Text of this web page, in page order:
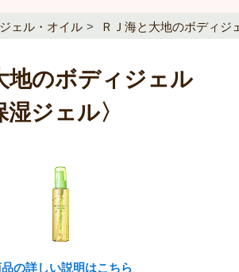
ジェル・オイル ＲＪ海と大地のボディジ
地のボディジェル
湿ジェル〉
の詳しい説明はこちら